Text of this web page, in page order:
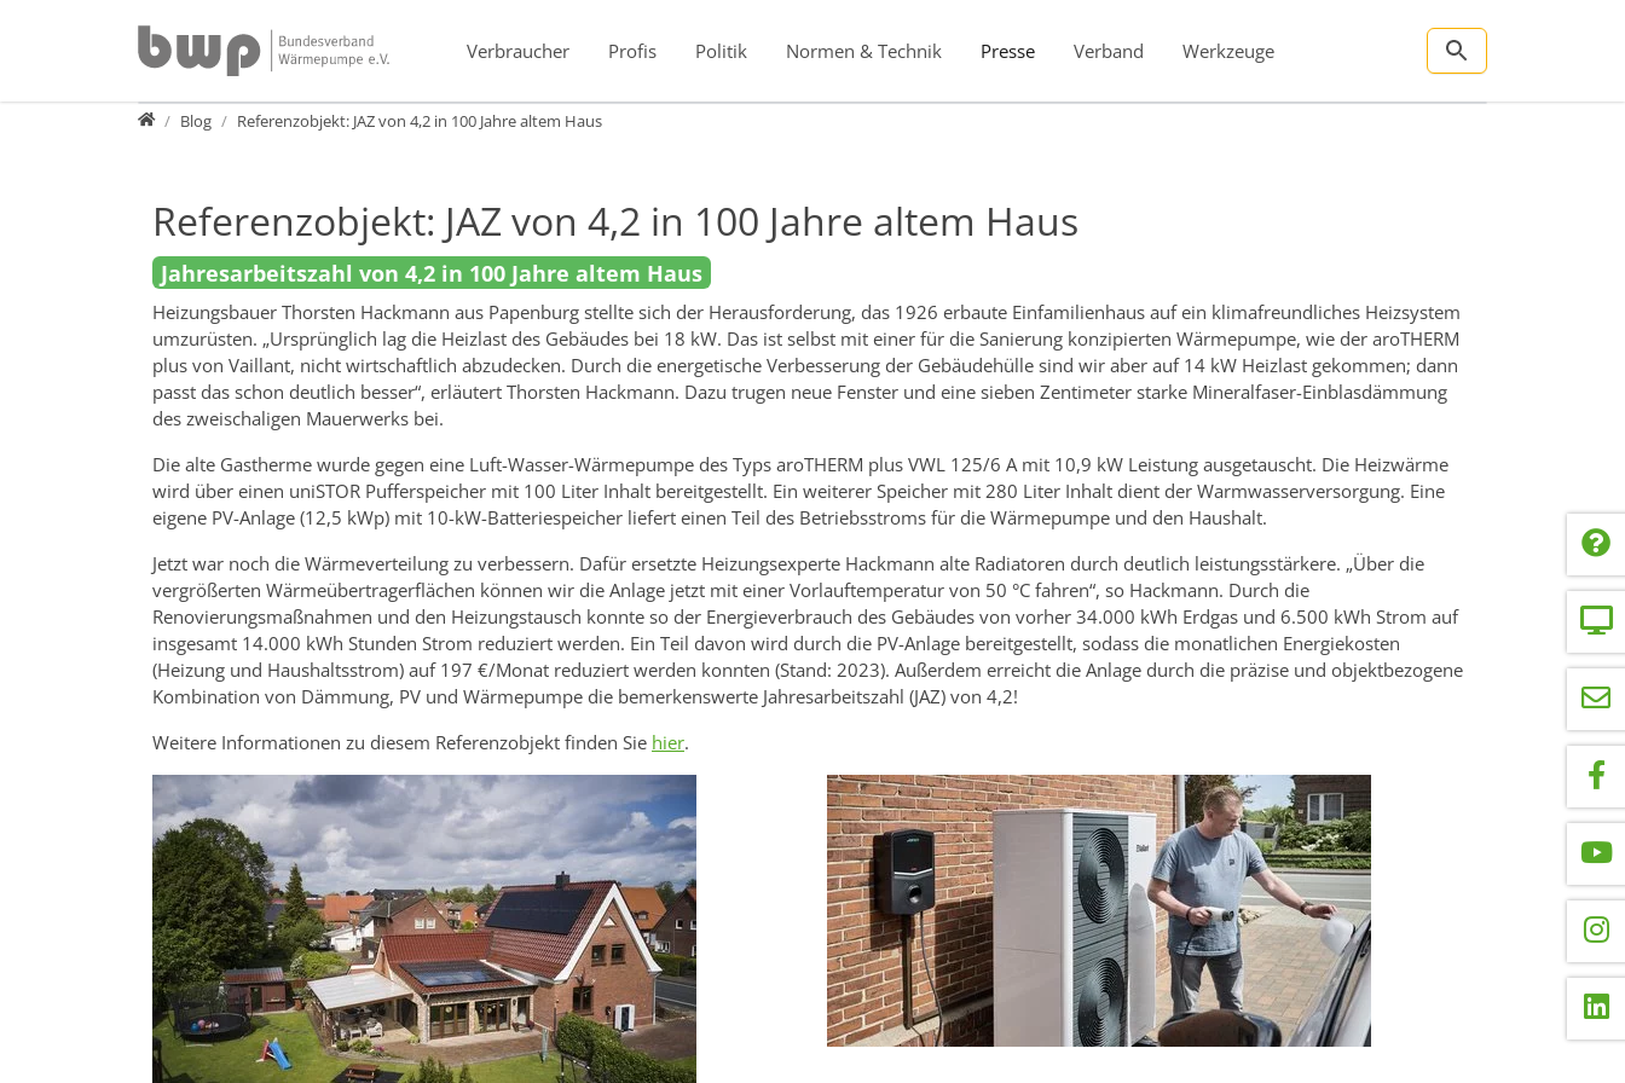
Verbraucher
Profis Politik Normen & Technik Presse Verband Werkzeuge
Presse
Blog Referenzobjekt: JAZ von 4,2 in 100 Jahre altem Haus
Referenzobjekt: JAZ von 4,2 in 100 Jahre altem Haus
Jahresarbeitszahl von 4,2 in 100 Jahre altem Haus
Heizungsbauer Thorsten Hackmann aus Papenburg stellte sich der Herausforderung, das 1926 erbaute Einfamilienhaus auf ein klimafreundliches Heizsystem
umzurüsten. „Ursprünglich lag die Heizlast des Gebäudes bei 18 kW. Das ist selbst mit einer für die Sanierung konzipierten Wärmepumpe, wie der aroTHERM
plus von Vaillant, nicht wirtschaftlich abzudecken. Durch die energetische Verbesserung der Gebäudehülle sind wir aber auf 14 kW Heizlast gekommen; dann
passt das schon deutlich besser“, erläutert Thorsten Hackmann. Dazu trugen neue Fenster und eine sieben Zentimeter starke Mineralfaser-Einblasdämmung
des zweischaligen Mauerwerks bei.
Die alte Gastherme wurde gegen eine Luft-Wasser-Wärmepumpe des Typs aroTHERM plus VWL 125/6 A mit 10,9 kW Leistung ausgetauscht. Die Heizwärme
wird über einen uniSTOR Pufferspeicher mit 100 Liter Inhalt bereitgestellt. Ein weiterer Speicher mit 280 Liter Inhalt dient der Warmwasserversorgung. Eine
eigene PV-Anlage (12,5 kWp) mit 10-kW-Batteriespeicher liefert einen Teil des Betriebsstroms für die Wärmepumpe und den Haushalt.
Jetzt war noch die Wärmeverteilung zu verbessern. Dafür ersetzte Heizungsexperte Hackmann alte Radiatoren durch deutlich leistungsstärkere. „Über die
vergrößerten Wärmeübertragerflächen können wir die Anlage jetzt mit einer Vorlauftemperatur von 50 °C fahren“, so Hackmann. Durch die
Renovierungsmaßnahmen und den Heizungstausch konnte so der Energieverbrauch des Gebäudes von vorher 34.000 kWh Erdgas und 6.500 kWh Strom auf
insgesamt 14.000 kWh Stunden Strom reduziert werden. Ein Teil davon wird durch die PV-Anlage bereitgestellt, sodass die monatlichen Energiekosten
(Heizung und Haushaltsstrom) auf 197 €/Monat reduziert werden konnten (Stand: 2023). Außerdem erreicht die Anlage durch die präzise und objektbezogene
Kombination von Dämmung, PV und Wärmepumpe die bemerkenswerte Jahresarbeitszahl (JAZ) von 4,2!
Weitere Informationen zu diesem Referenzobjekt finden Sie hier.